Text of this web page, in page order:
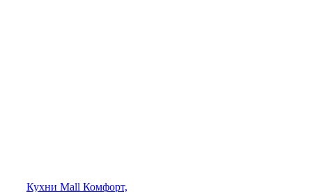
Кухни Mall Комфорт,